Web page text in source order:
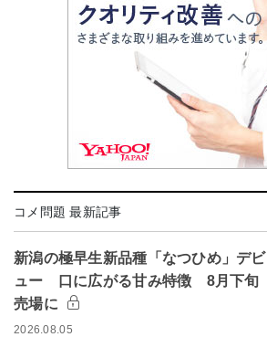
コメ問題 最新記事
新潟の極早生新品種「なつひめ」デビ
ュー 口に広がる甘み特徴 8月下旬
売場に
2026.08.05